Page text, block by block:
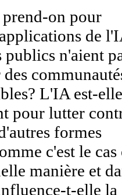
prend-on pour
de
publics n'aient
L'IA est-elle
pour lutter
formes
c'est le cas
manière et
t-elle la